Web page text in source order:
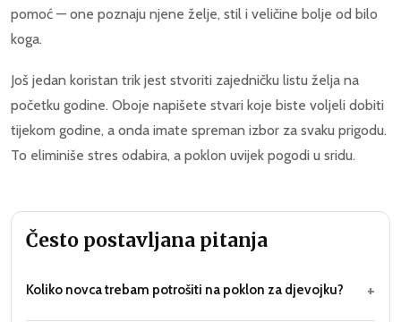
pomoć — one poznaju njene želje, stil i veličine bolje od bilo
koga.
Još jedan koristan trik jest stvoriti zajedničku listu želja na
početku godine. Oboje napišete stvari koje biste voljeli dobiti
tijekom godine, a onda imate spreman izbor za svaku prigodu.
To eliminiše stres odabira, a poklon uvijek pogodi u sridu.
Često postavljana pitanja
Koliko novca trebam potrošiti na poklon za djevojku? +